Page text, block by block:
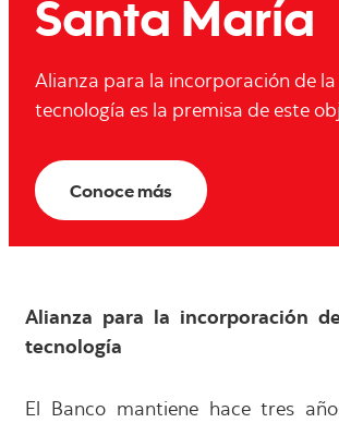
Santa María
Alianza para la incorporación de la
tecnología es la premisa de este
Conoce más
Alianza para la incorporación
tecnología
El Banco mantiene hace tres